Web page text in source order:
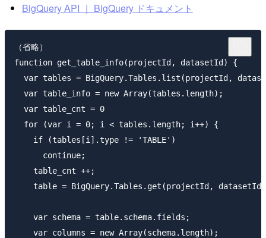
BigQuery API ｜ BigQuery ドキュメント
（省略）
function get_table_info(projectId, datasetId) {
var tables = BigQuery.Tables.list(projectId,
  var table_info = new Array(tables.length);
  var table_cnt = 0
  for (var i = 0; i < tables.length; i++) {
    if (tables[i].type != 'TABLE')
      continue;
    table_cnt ++;
table = BigQuery.Tables.get(projectId,
    var schema = table.schema.fields;
    var columns = new Array(schema.length);